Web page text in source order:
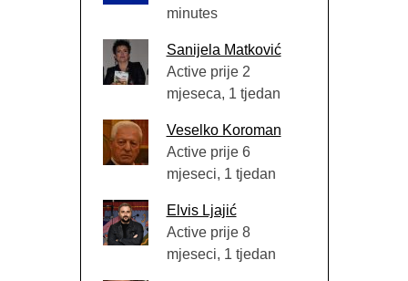
minutes
Sanijela Matković
Active prije 2
mjeseca, 1 tjedan
Veselko Koroman
Active prije 6
mjeseci, 1 tjedan
Elvis Ljajić
Active prije 8
mjeseci, 1 tjedan